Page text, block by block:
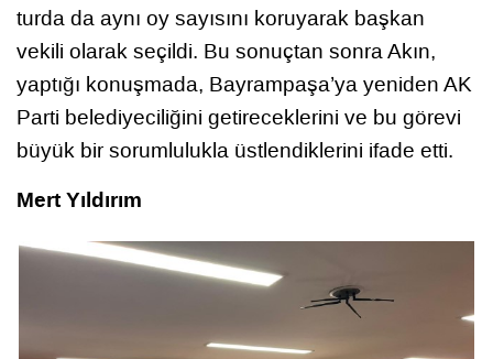
turda da aynı oy sayısını koruyarak başkan
vekili olarak seçildi. Bu sonuçtan sonra Akın,
yaptığı konuşmada, Bayrampaşa’ya yeniden AK
Parti belediyeciliğini getireceklerini ve bu görevi
büyük bir sorumlulukla üstlendiklerini ifade etti.
Mert Yıldırım